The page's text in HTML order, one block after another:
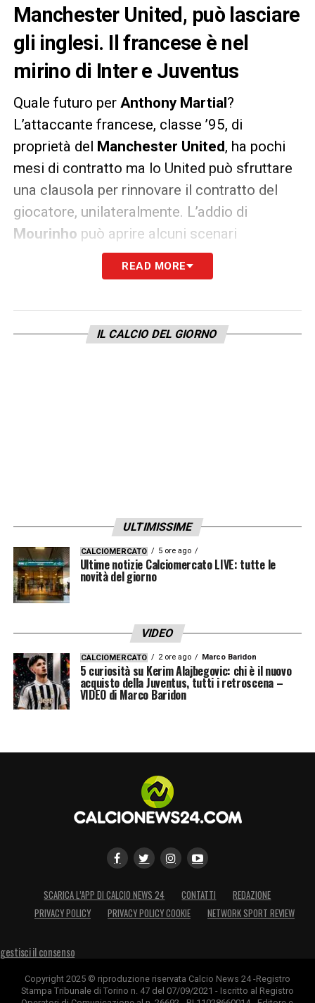
Manchester United, può lasciare
gli inglesi. Il francese è nel
mirino di Inter e Juventus
Quale futuro per Anthony Martial ?
L’attaccante francese, classe ’95, di
proprietà del
Manchester United, ha pochi
mesi di contratto ma lo United può sfruttare
una clausola per rinnovare il contratto del
giocatore, unilateralmente. L’addio di
Mourinho può aprire alcuni scenari
importanti ma il rinnovo del giocatore con lo
United tarda ad arrivare.Philippe Lamboley
e della nazionale francese, ha parlato,
intervistato daRMC, e ha lanciato un chiaro
molto lontano rispetto ai nostri desideri. Al
momento posso affermare con certezza che
siamo molto lontani dal trovare un accordo
READ MORE
IL CALCIO DEL GIORNO
ULTIMISSIME
CALCIOMERCATO 5 ore ago
Ultime notizie Calciomercato LIVE: tutte le
novità del giorno
VIDEO
CALCIOMERCATO 2 ore ago Marco Baridon
5 curiosità su Kerim Alajbegovic: chi è il nuovo
acquisto della Juventus, tutti i retroscena –
VIDEO di Marco Baridon
SCARICA L’APP DI CALCIO NEWS 24 CONTATTI
REDAZIONE
PRIVACY POLICY
PRIVACY POLICY COOKIE NETWORK SPORT REVIEW
gestisci il consenso
Copyright 2025 © riproduzione riservata Calcio News 24 -Registro
Stampa Tribunale di Torino n. 47 del 07/09/2021 - Iscritto al Registro